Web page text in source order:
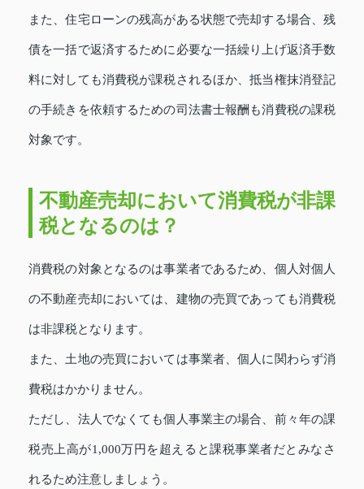
また、住宅ローンの残高がある状態で売却する場合、残
債を一括で返済するために必要な一括繰り上げ返済手数
料に対しても消費税が課税されるほか、抵当権抹消登記
の手続きを依頼するための司法書士報酬も消費税の課税
対象です。
不動産売却において消費税が非課
税となるのは？
消費税の対象となるのは事業者であるため、個人対個人
の不動産売却においては、建物の売買であっても消費税
は非課税となります。
また、土地の売買においては事業者、個人に関わらず消
費税はかかりません。
ただし、法人でなくても個人事業主の場合、前々年の課
税売上高が1,000万円を超えると課税事業者だとみなさ
れるため注意しましょう。